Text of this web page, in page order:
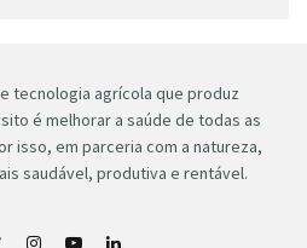
tecnologia agrícola que produz
é melhorar a saúde de todas as
isso, em parceria com a natureza,
saudável, produtiva e rentável.